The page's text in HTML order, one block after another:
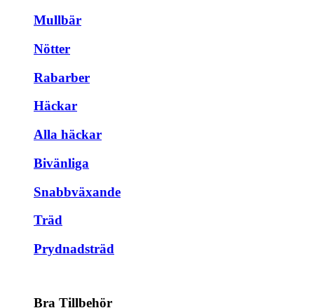
Mullbär
Nötter
Rabarber
Häckar
Alla häckar
Bivänliga
Snabbväxande
Träd
Prydnadsträd
Bra Tillbehör